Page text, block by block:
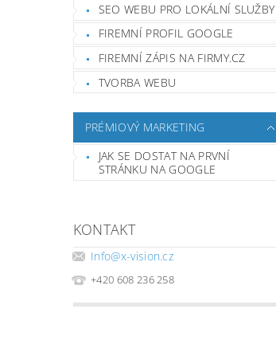
SEO WEBU PRO LOKÁLNÍ SLUŽBY
FIREMNÍ PROFIL GOOGLE
FIREMNÍ ZÁPIS NA FIRMY.CZ
TVORBA WEBU
PRÉMIOVÝ MARKETING
JAK SE DOSTAT NA PRVNÍ
STRÁNKU NA GOOGLE
KONTAKT
Info@x-vision.cz
+420 608 236 258